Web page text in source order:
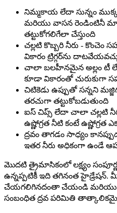
నిమ్మకాయ లేదా సున్నం
మరియు వాసన రెండింటినీ
తట్టుకోగలిగేలా చేస్తుంది
చల్లటి కొబ్బరి నీరు -
వికారం ట్రిగ్గర్‌ను
చాలా బలహీనమైన అల్లం టీ లేదా
కూడా వికారంతో చురుకుగా
చిటికెడు ఉప్పుతో సన్నని
తరచుగా తట్టుకోబడుతుంది
ఐస్ చిప్స్ లేదా చాలా చల్లటి
ఉష్ణోగ్రత నీటి కంటే ఉష్ణోగ్రత
ద్రవం తాగడం సాధ్యం
ఇతర నీరు అధికంగా ఉండే
మొదటి త్రైమాసికంలో లక్ష్యం సంపూర్ణ
ఉన్నప్పటికీ ఇది తగినంత హైడ్రేషన్.
చేయగలిగినదంతా చేయండి
సంబంధిత ద్రవ పరిమితి